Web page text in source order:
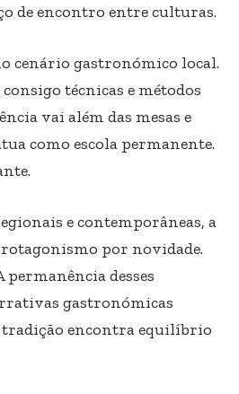
de encontro entre culturas.
cenário gastronómico local.
técnicas e métodos
vai além das mesas e
como escola permanente.
e contemporâneas, a
por novidade.
desses
gastronómicas
tradição encontra equilíbrio